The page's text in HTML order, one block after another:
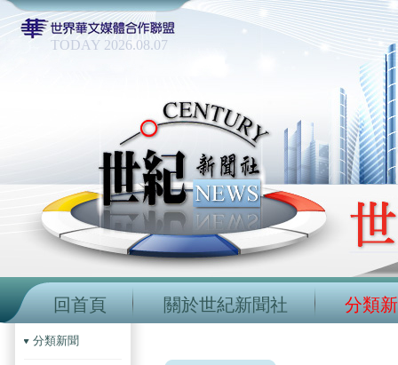
TODAY 2026.08.07
回首頁 關於世紀新聞社 分類
分類新聞